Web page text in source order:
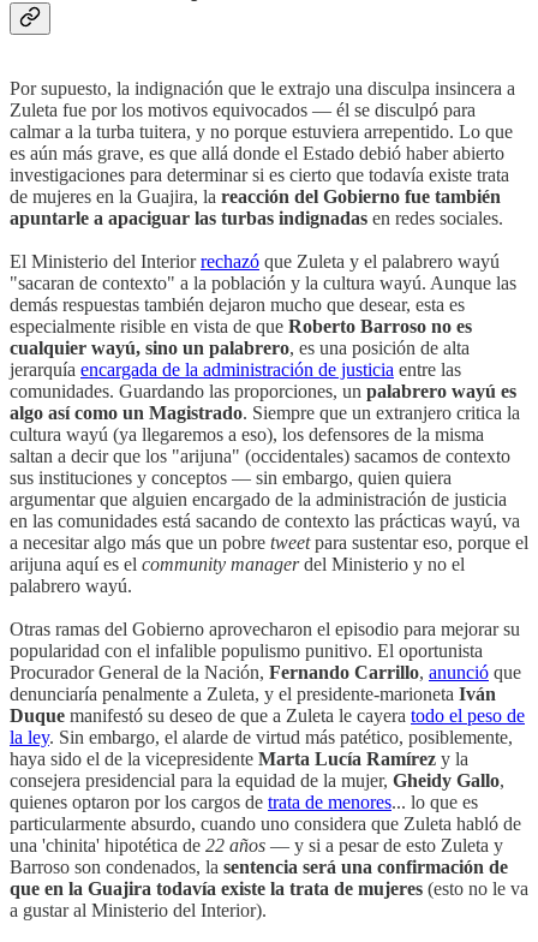
Por supuesto, la indignación que le extrajo una disculpa insincera a
Zuleta fue por los motivos equivocados — él se disculpó para
calmar a la turba tuitera, y no porque estuviera arrepentido. Lo que
es aún más grave, es que allá donde el Estado debió haber abierto
investigaciones para determinar si es cierto que todavía existe trata
de mujeres en la Guajira, la reacción del Gobierno fue también
apuntarle a apaciguar las turbas indignadas en redes sociales.
El Ministerio del Interiorrechazó que Zuleta y el palabrero wayú
"sacaran de contexto" a la población y la cultura wayú. Aunque las
demás respuestas también dejaron mucho que desear, esta es
especialmente risible en vista de que Roberto Barroso no es
cualquier wayú, sino un palabrero, es una posición de alta
jerarquía encargada de la administración de justicia entre las
comunidades. Guardando las proporciones, un palabrero wayú es
algo así como un Magistrado. Siempre que un extranjero critica la
cultura wayú (ya llegaremos a eso), los defensores de la misma
saltan a decir que los "arijuna" (occidentales) sacamos de contexto
sus instituciones y conceptos — sin embargo, quien quiera
argumentar que alguien encargado de la administración de justicia
en las comunidades está sacando de contexto las prácticas wayú, va
a necesitar algo más que un pobre tweetpara sustentar eso, porque el
arijuna aquí es el community managerdel Ministerio y no el
palabrero wayú.
Otras ramas del Gobierno aprovecharon el episodio para mejorar su
popularidad con el infalible populismo punitivo. El oportunista
Procurador General de la Nación, Fernando Carrillo, anunció que
denunciaría penalmente a Zuleta, y el presidente-marioneta Iván
Duque manifestó su deseo de que a Zuleta le cayera todo el peso de
la ley. Sin embargo, el alarde de virtud más patético, posiblemente,
haya sido el de la vicepresidente Marta Lucía Ramírez y la
consejera presidencial para la equidad de la mujer, Gheidy Gallo,
quienes optaron por los cargos de trata de menores... lo que es
particularmente absurdo, cuando uno considera que Zuleta habló de
una 'chinita' hipotética de 22 años — y si a pesar de esto Zuleta y
Barroso son condenados, la sentencia será una confirmación de
que en la Guajira todavía existe la trata de mujeres (esto no le va
a gustar al Ministerio del Interior).